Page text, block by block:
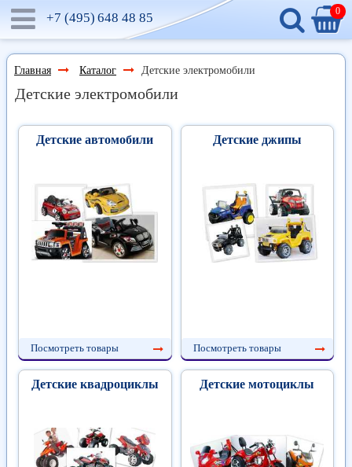
+7 (495)648 48 85 0
Главная Каталог Детские электромобили
Детские электромобили
Детские автомобили
Посмотреть товары
Детские джипы
Посмотреть товары
Детские квадроциклы Детские мотоциклы